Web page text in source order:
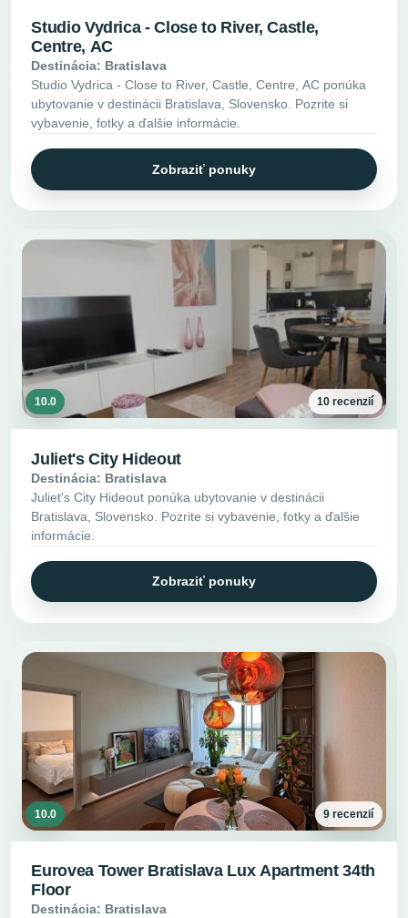
Studio Vydrica - Close to River, Castle,
Centre, AC
Destinácia: Bratislava
Studio Vydrica - Close to River, Castle, Centre, AC ponúka
ubytovanie v destinácii Bratislava, Slovensko. Pozrite si
vybavenie, fotky a ďalšie informácie.
Zobraziť ponuky
10.0 10 recenzií
Juliet's City Hideout
Destinácia: Bratislava
Juliet's City Hideout ponúka ubytovanie v destinácii
Bratislava, Slovensko. Pozrite si vybavenie, fotky a ďalšie
informácie.
Zobraziť ponuky
10.0 9 recenzií
Eurovea Tower Bratislava Lux Apartment 34th
Floor
Destinácia: Bratislava